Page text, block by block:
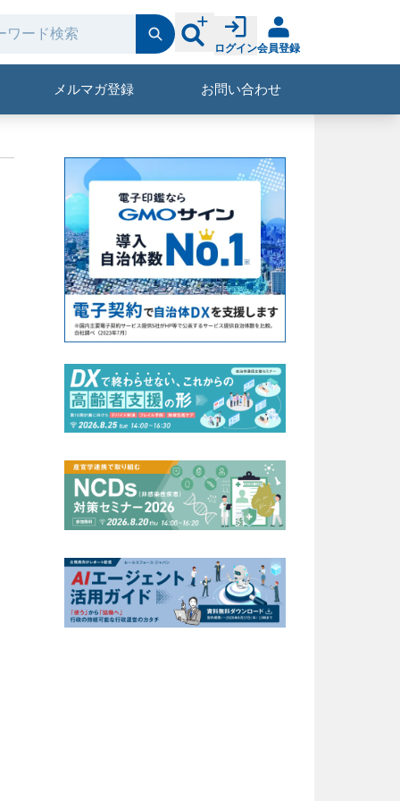
ログイン会員登録
メルマガ登録 お問い合わせ